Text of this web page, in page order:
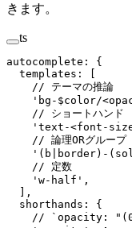
きます。
ts
autocomplete :
{
  templates
:
    // テーマの推論
    '
bg-$color/
    // ショートハンド
    '
text-<font-
    // 論理ORグループ
    '
(b|border)-
    // 定数
    '
w-half ' ,
  ],
  shorthands
:
{
// `opacity: